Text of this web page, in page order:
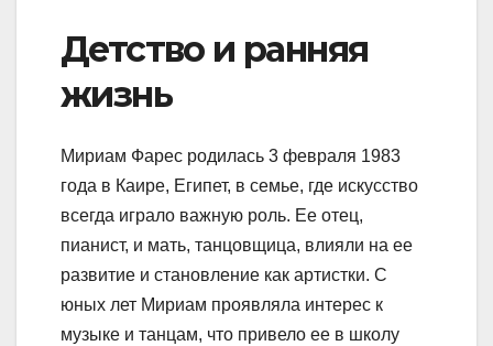
Детство и ранняя
жизнь
Мириам Фарес родилась 3 февраля 1983
года в Каире, Египет, в семье, где искусство
всегда играло важную роль. Ее отец,
пианист, и мать, танцовщица, влияли на ее
развитие и становление как артистки. С
юных лет Мириам проявляла интерес к
музыке и танцам, что привело ее в школу